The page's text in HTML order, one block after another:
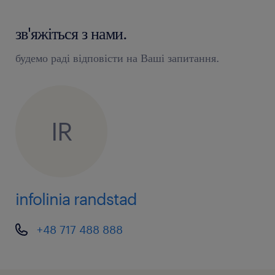
ведення складської документації згідно з
знання програми Excel
Для участі в процесі рекрутації необхідно
зв'яжіться з нами.
будемо раді відповісти на Ваші запитання.
IR
infolinia randstad
+48 717 488 888